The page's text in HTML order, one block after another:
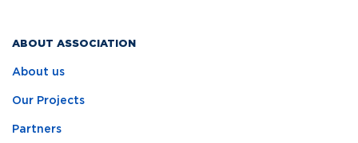
ABOUT ASSOCIATION
About us
Our Projects
Partners